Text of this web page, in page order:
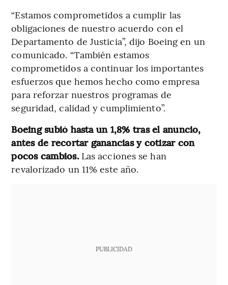
“Estamos comprometidos a cumplir las
obligaciones de nuestro acuerdo con el
Departamento de Justicia”, dijo Boeing en un
comunicado. “También estamos
comprometidos a continuar los importantes
esfuerzos que hemos hecho como empresa
para reforzar nuestros programas de
seguridad, calidad y cumplimiento”.
Boeing subió hasta un 1,8% tras el anuncio,
antes de recortar ganancias y cotizar con
pocos cambios.Las acciones se han
revalorizado un 11% este año.
PUBLICIDAD